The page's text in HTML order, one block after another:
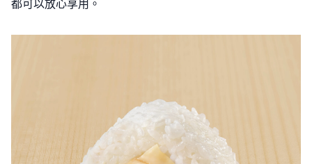
都可以放心享用。